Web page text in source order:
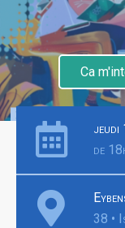
Ca
jeudi
de
38 •